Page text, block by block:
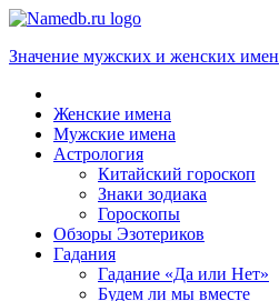
Значение мужских и женских имен
Женские имена
Мужские имена
Астрология
Китайский гороскоп
Знаки зодиака
Гороскопы
Обзоры Эзотериков
Гадания
Гадание «Да или Нет»
Будем ли мы вместе